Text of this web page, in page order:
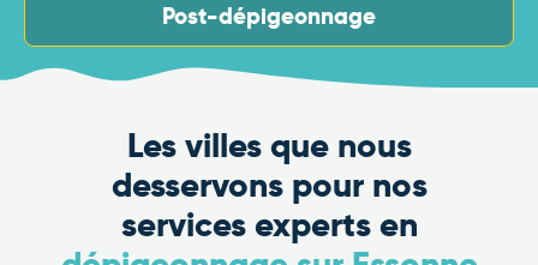
Post-dépigeonnage
Les villes que nous
desservons pour nos
services experts en